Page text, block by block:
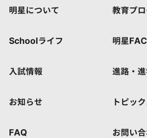
明星について 教育プ
Schoolライフ 明星
入試情報 進路・
お知らせ トピック
FAQ お問い